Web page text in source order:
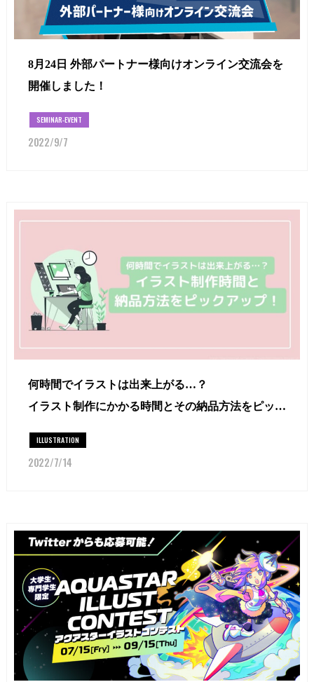
8月24日 外部パートナー様向けオンライン交流会を
開催しました！
SEMINAR-EVENT
2022/9/7
何時間でイラストは出来上がる…？
イラスト制作にかかる時間とその納品方法をピック
ILLUSTRATION
2022/7/14